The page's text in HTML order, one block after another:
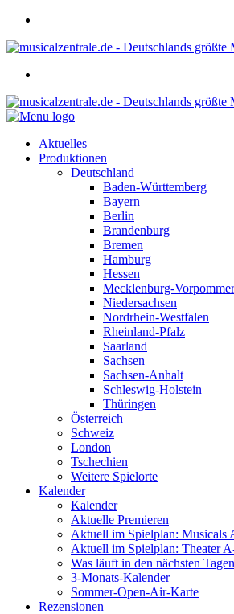
Aktuelles
Produktionen
Deutschland
Baden-Württemberg
Bayern
Berlin
Brandenburg
Bremen
Hamburg
Hessen
Mecklenburg-
Niedersachsen
Nordrhein-Westfalen
Rheinland-Pfalz
Saarland
Sachsen
Sachsen-Anhalt
Schleswig-Holstein
Thüringen
Österreich
Schweiz
London
Tschechien
Weitere Spielorte
Kalender
Kalender
Aktuelle Premieren
Aktuell im Spielplan: Musicals
Aktuell im Spielplan: Theater
Was läuft in den nächsten
3-Monats-Kalender
Sommer-Open-Air-Karte
Rezensionen